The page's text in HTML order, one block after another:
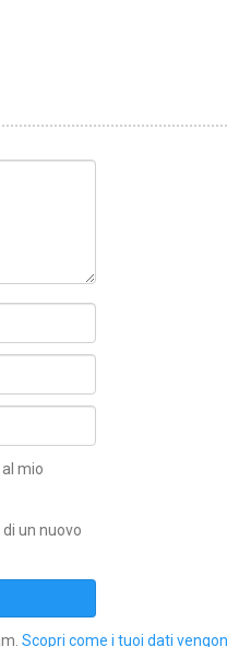
mio
un nuovo
Scopri come i tuoi dati